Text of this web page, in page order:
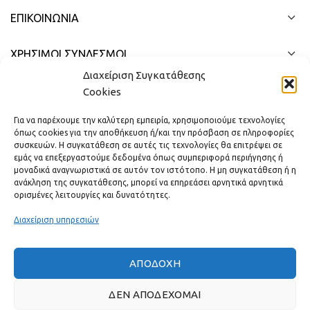
Διαχείριση Συγκατάθεσης
Cookies
Για να παρέχουμε την καλύτερη εμπειρία, χρησιμοποιούμε τεχνολογίες
όπως cookies για την αποθήκευση ή/και την πρόσβαση σε πληροφορίες
συσκευών. Η συγκατάθεση σε αυτές τις τεχνολογίες θα επιτρέψει σε
εμάς να επεξεργαστούμε δεδομένα όπως συμπεριφορά περιήγησης ή
μοναδικά αναγνωριστικά σε αυτόν τον ιστότοπο. Η μη συγκατάθεση ή η
ανάκληση της συγκατάθεσης, μπορεί να επηρεάσει αρνητικά αρνητικά
ορισμένες λειτουργίες και δυνατότητες.
Διαχείριση υπηρεσιών
ΑΠΟΔΟΧΉ
ΔΕΝ ΑΠΟΔΈΧΟΜΑΙ
ΕΠΙΚΟΙΝΩΝΊΑ
ΧΡΗΣΙΜΟΙ ΣΥΝΔΕΣΜΟΙ
ΓΡΉΓΟΡΟ ΜΕΝΟΎ
Πραγματικές κριτικές πελατών